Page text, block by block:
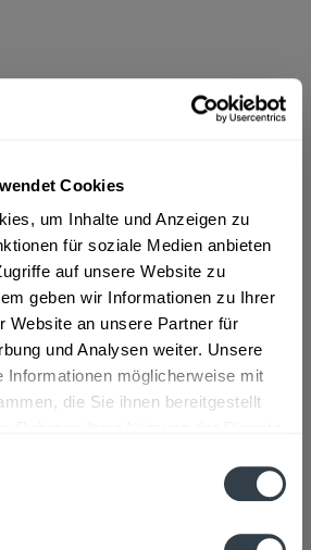
Cookies
um Inhalte und Anzeigen zu
für soziale Medien anbieten
auf unsere Website zu
geben wir Informationen zu Ihrer
Website an unsere Partner für
und Analysen weiter. Unsere
Informationen möglicherweise mit
die Sie ihnen bereitgestellt
31449